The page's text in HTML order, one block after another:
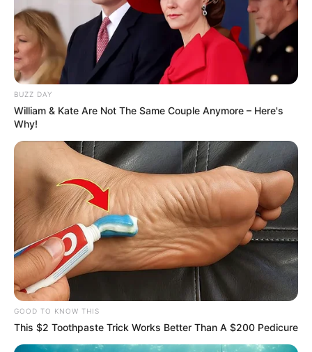
BUZZ DAY
William & Kate Are Not The Same Couple Anymore – Here's
Why!
GOOD TO KNOW THIS
This $2 Toothpaste Trick Works Better Than A $200 Pedicure